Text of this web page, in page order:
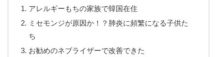
アレルギーもちの家族で韓国在住
ミセモンジが原因か！？肺炎に頻繁になる子供た
ち
お勧めのネブライザーで改善できた